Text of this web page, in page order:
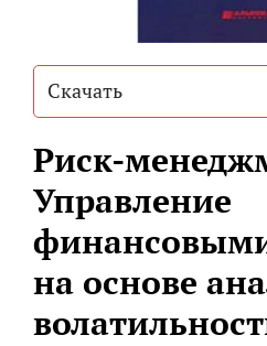
Cкачать
Риск-
Управление
на основе